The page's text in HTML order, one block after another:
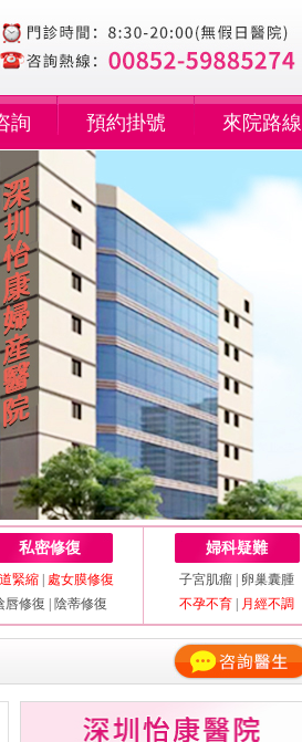
詢 預約掛號 來院路線
私密修復
緊縮
處女膜修復
唇修復
陰蒂修復
婦科疑難
子宮肌瘤
卵巢囊腫
不孕不育
月經不調